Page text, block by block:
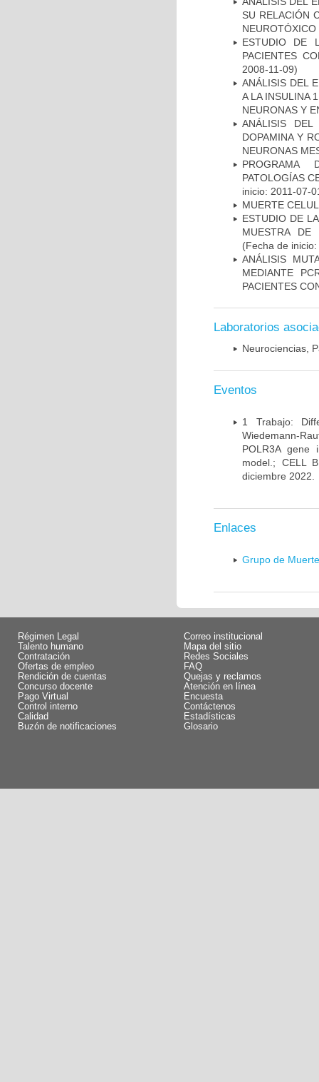
SU RELACIÓN
NEUROTÓXICO
ESTUDIO DE
PACIENTES
2008-11-09)
ANÁLISIS DEL
A LA INSULINA
NEURONAS Y
ANÁLISIS
DOPAMINA Y
NEURONAS
PROGRAMA
PATOLOGÍAS
inicio: 2011-07-
MUERTE
ESTUDIO DE
MUESTRA DE
(Fecha de
ANÁLISIS
MEDIANTE
PACIENTES
Laboratorios
Neurociencias,
Eventos
1 Trabajo:
Wiedemann-
POLR3A gene
model.; CELL
diciembre 2022.
Enlaces
Grupo de
Régimen Legal
Talento humano
Contratación
Ofertas de empleo
Rendición de cuentas
Concurso docente
Pago Virtual
Control interno
Calidad
Buzón de notificaciones
Correo institucional
Mapa del sitio
Redes Sociales
FAQ
Quejas y reclamos
Atención en línea
Encuesta
Contáctenos
Estadísticas
Glosario